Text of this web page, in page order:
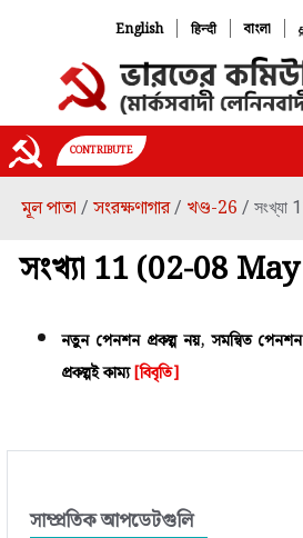
English | हिन्दी | বাংলা |
CONTRIBUTE
মূল পাতা / সংরক্ষণাগার/ খণ্ড-26 / সংখ্যা
সংখ্যা 11 (02-08
নতুন পেনশন প্রকল্প নয়, সমন্বিত
প্রকল্পই কাম্য[বিবৃতি]
সাম্প্রতিক আপডেটগুলি